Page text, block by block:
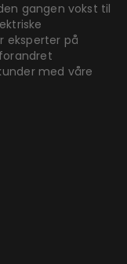
gangen vokst til
eksperter på
med våre